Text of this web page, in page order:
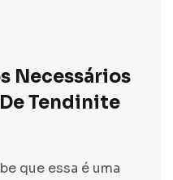
Necessários
Tendinite
que essa é uma